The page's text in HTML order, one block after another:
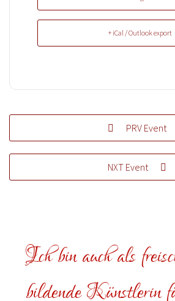
+ iCal / Outlook export
PRV Event
NXT Event
Ich bin auch als
bildende Künstlerin